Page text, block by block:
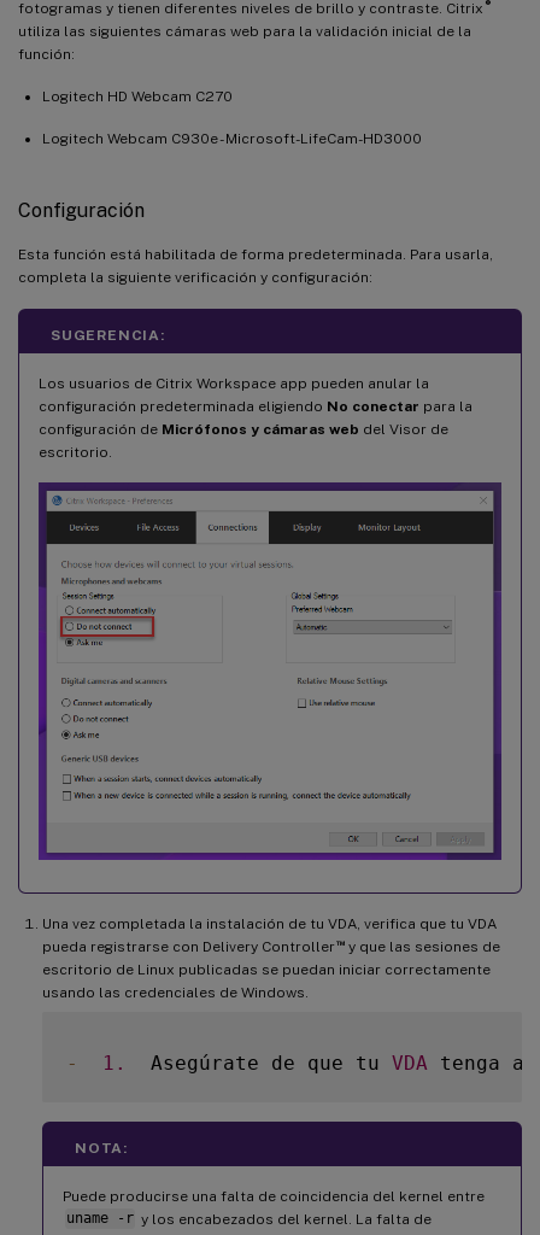
fotogramas y tienen diferentes niveles de brillo y contraste. Citrix ®
utiliza las siguientes cámaras web para la validación inicial de la
función:
Logitech HD Webcam C270
Logitech Webcam C930e - Microsoft-LifeCam-HD3000
Configuración
Esta función está habilitada de forma predeterminada. Para usarla,
completa la siguiente verificación y configuración:
SUGERENCIA:
Los usuarios de Citrix Workspace app pueden anular la
configuración predeterminada eligiendo No conectar para la
configuración de Micrófonos y cámaras web del Visor de
escritorio.
Una vez completada la instalación de tu VDA, verifica que tu VDA
pueda registrarse con Delivery Controller™y que las sesiones de
escritorio de Linux publicadas se puedan iniciar correctamente
usando las credenciales de Windows.
- 1.
  Asegúrate de que tu
VDA tenga
NOTA:
Puede producirse una falta de coincidencia del kernel entre
uname -r y los encabezados del kernel. La falta de